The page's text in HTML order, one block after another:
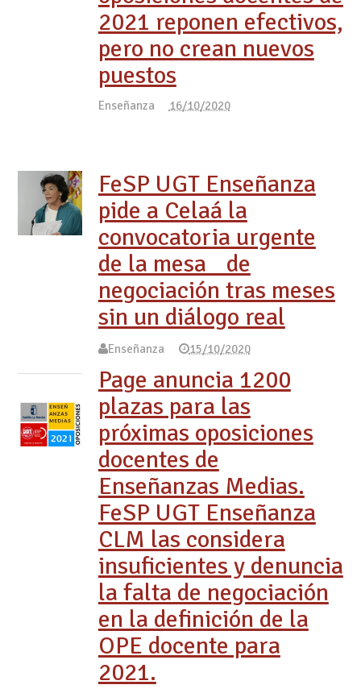
2021 reponen efectivos,
pero no crean nuevos
puestos
Enseñanza 16/10/2020
FeSP UGT Enseñanza
pide a Celaá la
convocatoria urgente
de la mesa de
negociación tras meses
sin un diálogo real
Enseñanza 15/10/2020
Page anuncia 1200
plazas para las
próximas oposiciones
docentes de
Enseñanzas Medias.
FeSP UGT Enseñanza
CLM las considera
insuficientes y denuncia
la falta de negociación
en la definición de la
OPE docente para
2021.